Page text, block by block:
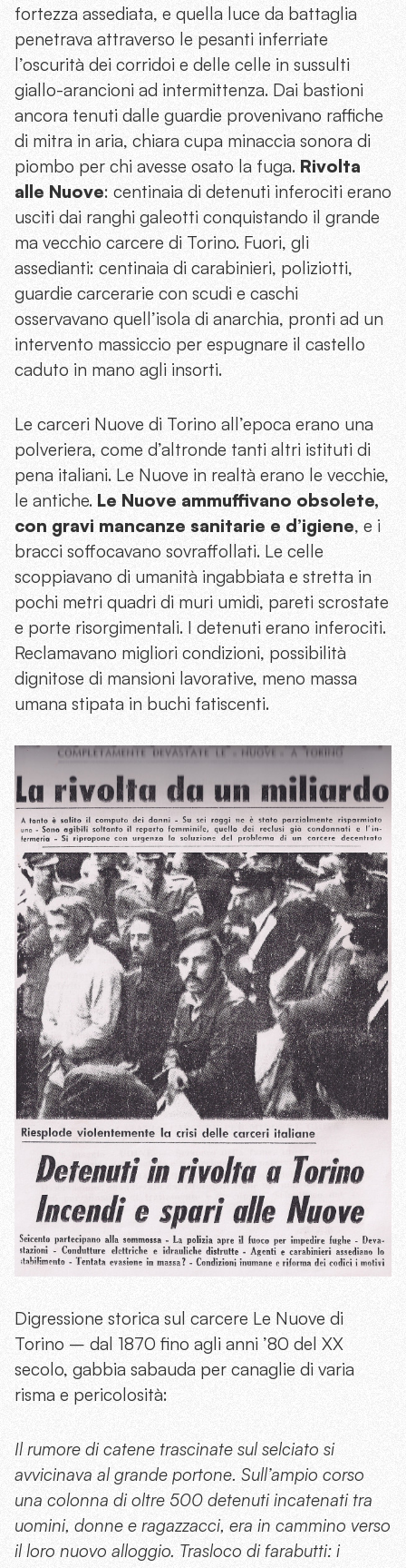
fortezza assediata, e quella luce da battaglia
penetrava attraverso le pesanti inferriate
l’oscurità dei corridoi e delle celle in sussulti
giallo-arancioni ad intermittenza. Dai bastioni
ancora tenuti dalle guardie provenivano raffiche
di mitra in aria, chiara cupa minaccia sonora di
piombo per chi avesse osato la fuga. Rivolta
alle Nuove: centinaia di detenuti inferociti erano
usciti dai ranghi galeotti conquistando il grande
ma vecchio carcere di Torino. Fuori, gli
assedianti: centinaia di carabinieri, poliziotti,
guardie carcerarie con scudi e caschi
osservavano quell’isola di anarchia, pronti ad un
intervento massiccio per espugnare il castello
caduto in mano agli insorti.
Le carceri Nuove di Torino all’epoca erano una
polveriera, come d’altronde tanti altri istituti di
pena italiani. Le Nuove in realtà erano le vecchie,
le antiche. Le Nuove ammuffivano obsolete,
con gravi mancanze sanitarie e d’igiene, e i
bracci soffocavano sovraffollati. Le celle
scoppiavano di umanità ingabbiata e stretta in
pochi metri quadri di muri umidi, pareti scrostate
e porte risorgimentali. I detenuti erano inferociti.
Reclamavano migliori condizioni, possibilità
dignitose di mansioni lavorative, meno massa
umana stipata in buchi fatiscenti.
Digressione storica sul carcere Le Nuove di
Torino – dal 1870 fino agli anni ’80 del XX
secolo, gabbia sabauda per canaglie di varia
risma e pericolosità:
Il rumore di catene trascinate sul selciato si
avvicinava al grande portone. Sull’ampio corso
una colonna di oltre 500 detenuti incatenati tra
uomini, donne e ragazzacci, era in cammino verso
il loro nuovo alloggio. Trasloco di farabutti: i